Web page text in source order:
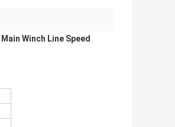
Winch Line Speed